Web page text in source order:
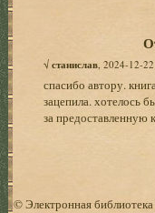
√станислав , 2024-12-
спасибо автору.
зацепила. хотелось
за предоставленную
© Электронная